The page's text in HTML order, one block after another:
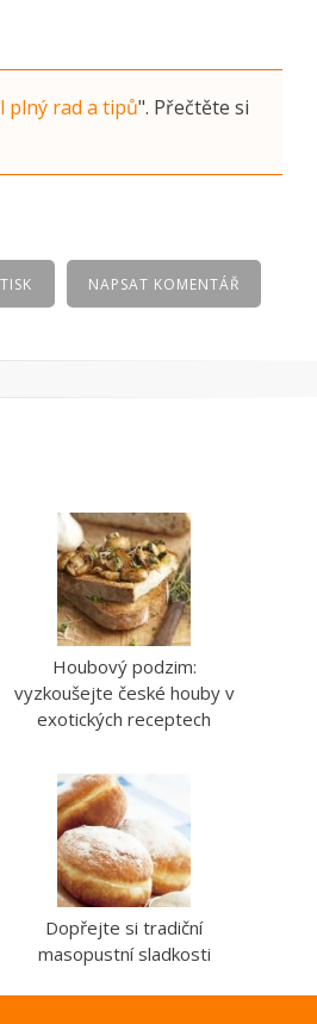
plný rad a tipů". Přečtěte si
NAPSAT KOMENTÁŘ
TISK
Houbový podzim:
vyzkoušejte české houby v
exotických receptech
Dopřejte si tradiční
masopustní sladkosti